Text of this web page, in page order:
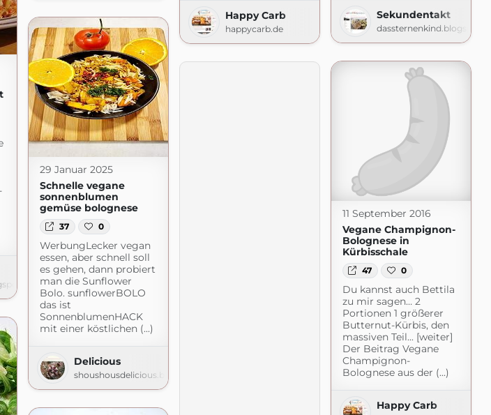
Happy Carb
happycarb.de
Sekundentakt
29 Januar 2025
Schnelle vegane
sonnenblumen
gemüse bolognese
37 0
WerbungLecker vegan
essen, aber schnell soll
es gehen, dann probiert
man die Sunflower
Bolo. sunflowerBOLO
das ist
SonnenblumenHACK
mit einer köstlichen (...)
Delicious
shoushousdelicious.blogspot.com
11 September 2016
Vegane Champignon-
Bolognese in
Kürbisschale
47 0
Du kannst auch Bettila
zu mir sagen… 2
Portionen 1 größerer
Butternut-Kürbis, den
massiven Teil... [weiter]
Der Beitrag Vegane
Champignon-
Bolognese aus der (...)
Happy Carb